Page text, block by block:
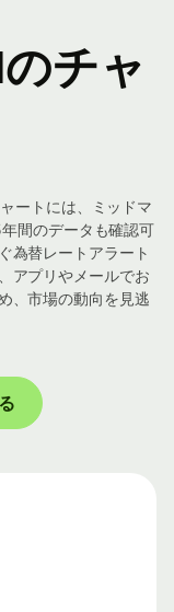
チャ
ートには、ミッドマ
間のデータも確認可
為替レートアラート
アプリやメールでお
、市場の動向を見逃